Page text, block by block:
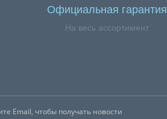
Официальная гарантия
На весь ассортимент